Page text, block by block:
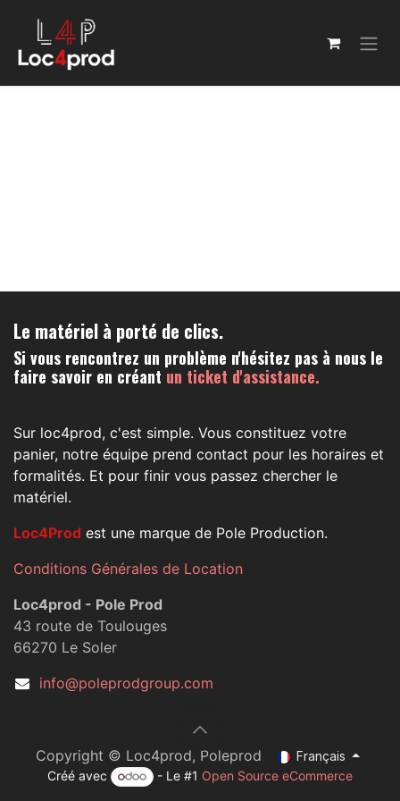
Le matériel à porté de clics.
Si vous rencontrez un problème n'hésitez pas à nous le
faire savoir en créant un ticket d'assistance.
Sur loc4prod, c'est simple. Vous constituez votre
panier, notre équipe prend contact pour les horaires et
formalités. Et pour finir vous passez chercher le
matériel.
Loc4Prod est une marque de Pole Production.
Conditions Générales de Location
Loc4prod - Pole Prod
43 route de Toulouges
66270 Le Soler
info@poleprodgroup.com
Copyright © Loc4prod, Poleprod
Français
Créé avec
- Le #1 Open Source eCommerce